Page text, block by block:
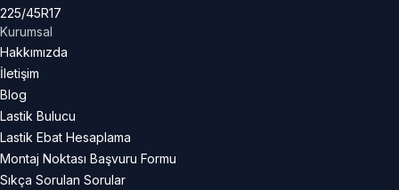
225/45R17
Kurumsal
Hakkımızda
İletişim
Blog
Lastik Bulucu
Lastik Ebat Hesaplama
Montaj Noktası Başvuru Formu
Sıkça Sorulan Sorular